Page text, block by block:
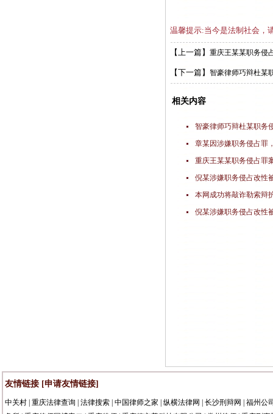
温馨提示:当今是法制社会，
【上一篇】重庆王某某职务侵
【下一篇】智豪律师巧辩杜某
相关内容
智豪律师巧辩杜某职务
章某因涉嫌职务侵占罪
重庆王某某职务侵占罪
倪某涉嫌职务侵占改性
本网成功将敲诈勒索辩
倪某涉嫌职务侵占改性
友情链接 [申请友情链接]
中关村 |重庆法律查询 |法律搜索 |中国律师之家 |纵横法律网 |长沙刑辩网 |福州公